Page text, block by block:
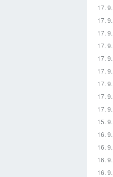
17.
17.
17.
17.
17.
17.
17.
17.
17.
15.
16.
16.
16.
16.